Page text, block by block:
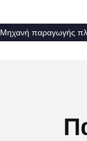
Μηχανή παραγωγής